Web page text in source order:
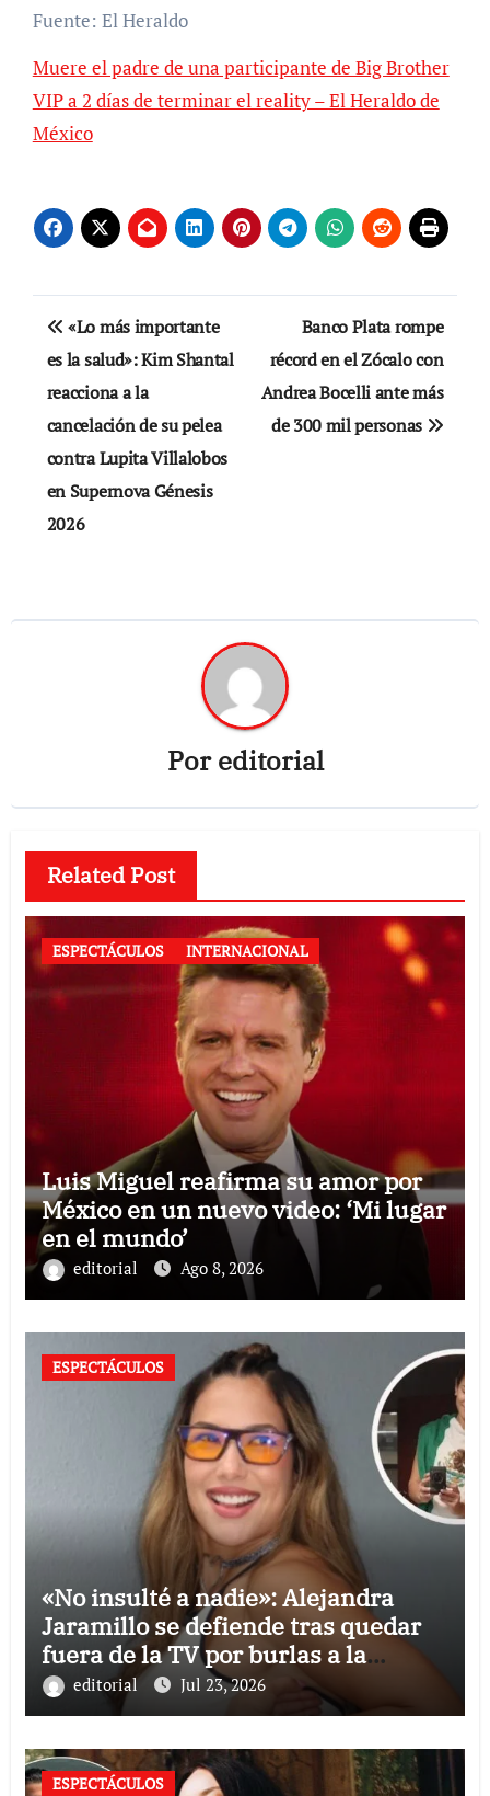
Fuente: El Heraldo
Muere el padre de una participante de Big Brother
VIP a 2 días de terminar el reality – El Heraldo de
México
Navegación
de
entradas
«Lo más importante
es la salud»: Kim Shantal
reacciona a la
cancelación de su pelea
contra Lupita Villalobos
en Supernova Génesis
2026
Banco Plata rompe
récord en el Zócalo con
Andrea Bocelli ante más
de 300 mil personas
Poreditorial
Related Post
ESPECTÁCULOS INTERNACIONAL
Luis Miguel reafirma su amor por
México en un nuevo video: ‘Mi lugar
en el mundo’
editorial Ago 8, 2026
ESPECTÁCULOS
«No insulté a nadie»: Alejandra
Jaramillo se defiende tras quedar
fuera de la TV por burlas a la
Selección Mexicana
editorial Jul 23, 2026
ESPECTÁCULOS